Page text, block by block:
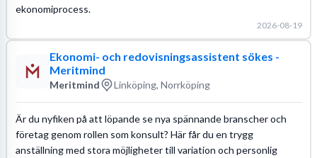
ekonomiprocess.
2026-08-19
Ekonomi- och redovisningsassistent sökes -
Meritmind
Meritmind Linköping, Norrköping
Är du nyfiken på att löpande se nya spännande branscher och
företag genom rollen som konsult? Här får du en trygg
anställning med stora möjligheter till variation och personlig